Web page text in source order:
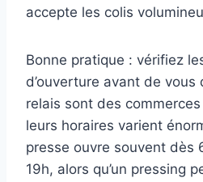
accepte les colis
Bonne pratique : vérifiez
d’ouverture avant de vous
relais sont des
leurs horaires varient
presse ouvre souvent dès
19h, alors qu’un pressing